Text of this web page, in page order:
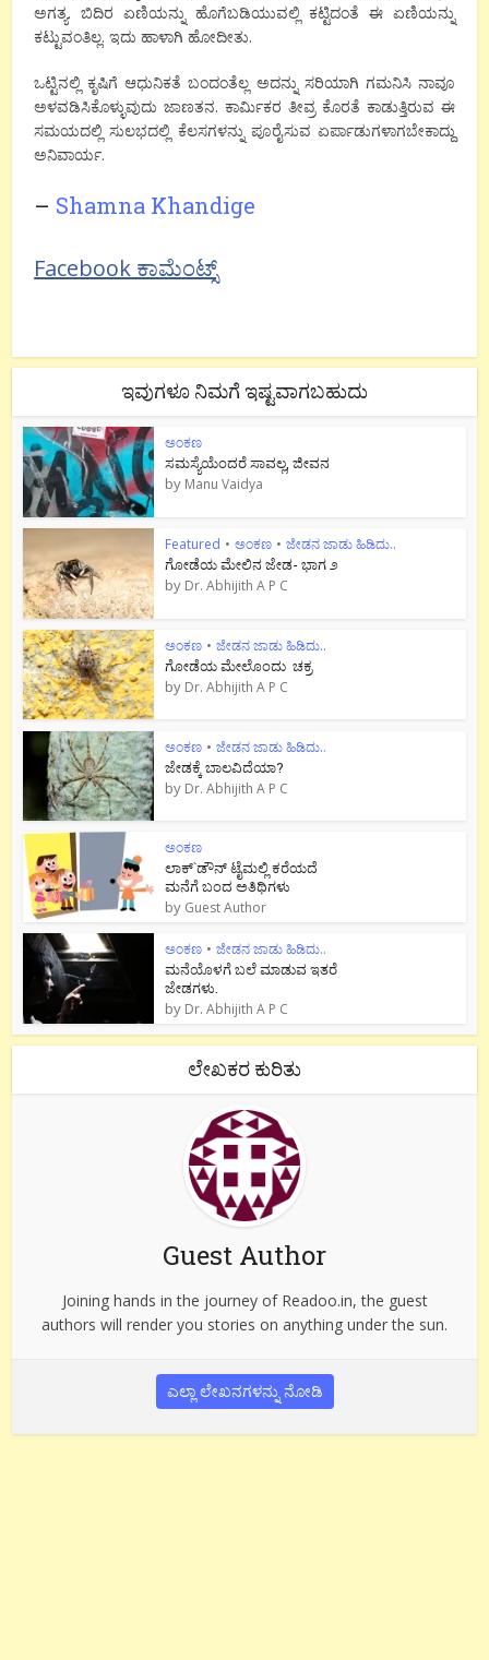
ಅಗತ್ಯ. ಬಿದಿರ ಏಣಿಯನ್ನು ಹೊಗೆಬಡಿಯುವಲ್ಲಿ ಕಟ್ಟಿದಂತೆ ಈ ಏಣಿಯನ್ನು
ಕಟ್ಟುವಂತಿಲ್ಲ. ಇದು ಹಾಳಾಗಿ ಹೋದೀತು.
ಒಟ್ಟಿನಲ್ಲಿ ಕೃಷಿಗೆ ಆಧುನಿಕತೆ ಬಂದಂತೆಲ್ಲ ಅದನ್ನು ಸರಿಯಾಗಿ ಗಮನಿಸಿ ನಾವೂ
ಅಳವಡಿಸಿಕೊಳ್ಳುವುದು ಜಾಣತನ. ಕಾರ್ಮಿಕರ ತೀವ್ರ ಕೊರತೆ ಕಾಡುತ್ತಿರುವ ಈ
ಸಮಯದಲ್ಲಿ ಸುಲಭದಲ್ಲಿ ಕೆಲಸಗಳನ್ನು ಪೂರೈಸುವ ಏರ್ಪಾಡುಗಳಾಗಬೇಕಾದ್ದು
ಅನಿವಾರ್ಯ.
– Shamna Khandige
Facebook ಕಾಮೆಂಟ್ಸ್
ಇವುಗಳೂ ನಿಮಗೆ ಇಷ್ಟವಾಗಬಹುದು
ಅಂಕಣ
ಸಮಸ್ಯೆಯೆಂದರೆ ಸಾವಲ್ಲ, ಜೀವನ
by Manu Vaidya
Featured • ಅಂಕಣ • ಜೇಡನ ಜಾಡು ಹಿಡಿದು..
ಗೋಡೆಯ ಮೇಲಿನ ಜೇಡ- ಭಾಗ ೨
by Dr. Abhijith A P C
ಅಂಕಣ • ಜೇಡನ ಜಾಡು ಹಿಡಿದು..
ಗೋಡೆಯ ಮೇಲೊಂದು ಚಕ್ರ
by Dr. Abhijith A P C
ಅಂಕಣ • ಜೇಡನ ಜಾಡು ಹಿಡಿದು..
ಜೇಡಕ್ಕೆ ಬಾಲವಿದೆಯಾ?
by Dr. Abhijith A P C
ಅಂಕಣ
ಲಾಕ್`ಡೌನ್ ಟೈಮಲ್ಲಿ ಕರೆಯದೆ
ಮನೆಗೆ ಬಂದ ಅತಿಥಿಗಳು
by Guest Author
ಅಂಕಣ • ಜೇಡನ ಜಾಡು ಹಿಡಿದು..
ಮನೆಯೊಳಗೆ ಬಲೆ ಮಾಡುವ ಇತರೆ
ಜೇಡಗಳು.
by Dr. Abhijith A P C
ಲೇಖಕರ ಕುರಿತು
Guest Author
Joining hands in the journey of Readoo.in, the guest
authors will render you stories on anything under the sun.
ಎಲ್ಲಾ ಲೇಖನಗಳನ್ನು ನೋಡಿ